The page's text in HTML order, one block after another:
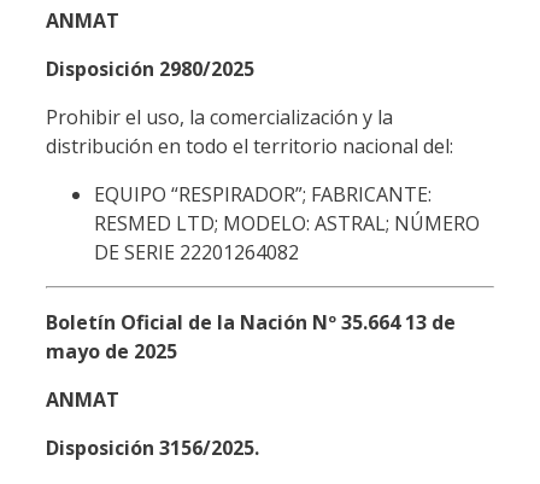
ANMAT
Disposición 2980/2025
Prohibir el uso, la comercialización y la
distribución en todo el territorio nacional del:
EQUIPO “RESPIRADOR”; FABRICANTE:
RESMED LTD; MODELO: ASTRAL; NÚMERO
DE SERIE 22201264082
Boletín Oficial de la Nación Nº 35.664 13 de
mayo de 2025
ANMAT
Disposición 3156/2025.